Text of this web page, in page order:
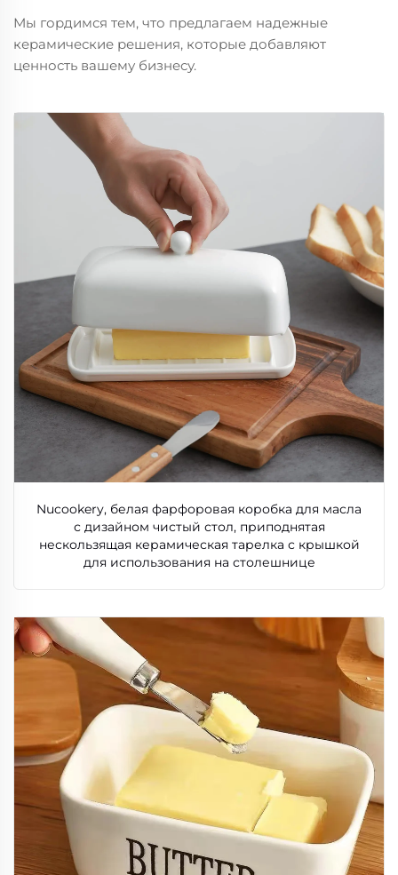
Мы гордимся тем, что предлагаем надежные
керамические решения, которые добавляют
ценность вашему бизнесу.
Nucookery, белая фарфоровая коробка для масла
с дизайном чистый стол, приподнятая
нескользящая керамическая тарелка с крышкой
для использования на столешнице